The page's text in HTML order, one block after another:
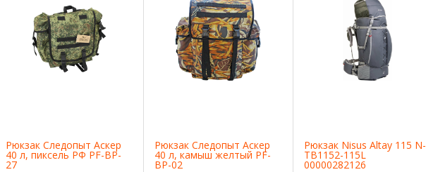
Рюкзак Следопыт Аскер
40 л, пиксель РФ PF-BP-
27
Рюкзак Следопыт Аскер
40 л, камыш желтый PF-
BP-02
Рюкзак Nisus Altay 115 N-
TB1152-115L
00000282126